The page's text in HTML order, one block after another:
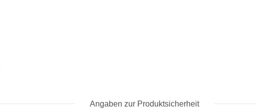
Angaben zur Produktsicherheit